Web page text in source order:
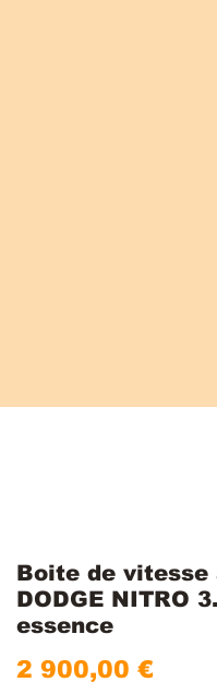
Boite de vitesse
DODGE NITRO
essence
2 900,00 €Cena